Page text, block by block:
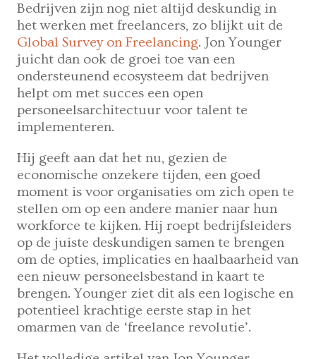
Bedrijven zijn nog niet altijd deskundig in
het werken met freelancers, zo blijkt uit de
Global Survey on Freelancing. Jon Younger
juicht dan ook de groei toe van een
ondersteunend ecosysteem dat bedrijven
helpt om met succes een open
personeelsarchitectuur voor talent te
implementeren.
Hij geeft aan dat het nu, gezien de
economische onzekere tijden, een goed
moment is voor organisaties om zich open te
stellen om op een andere manier naar hun
workforce te kijken. Hij roept bedrijfsleiders
op de juiste deskundigen samen te brengen
om de opties, implicaties en haalbaarheid van
een nieuw personeelsbestand in kaart te
brengen. Younger ziet dit als een logische en
potentieel krachtige eerste stap in het
omarmen van de ‘freelance revolutie’.